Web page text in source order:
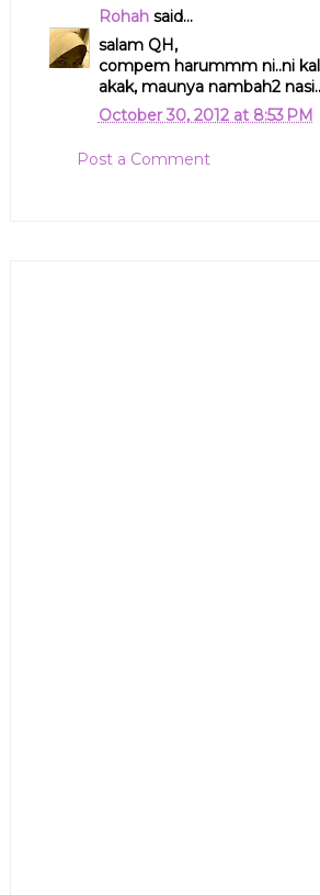
Rohahsaid...
salam QH,
compem harummm ni..ni
akak, maunya nambah2 nasi..
October 30, 2012 at 8:53 PM
Post a Comment